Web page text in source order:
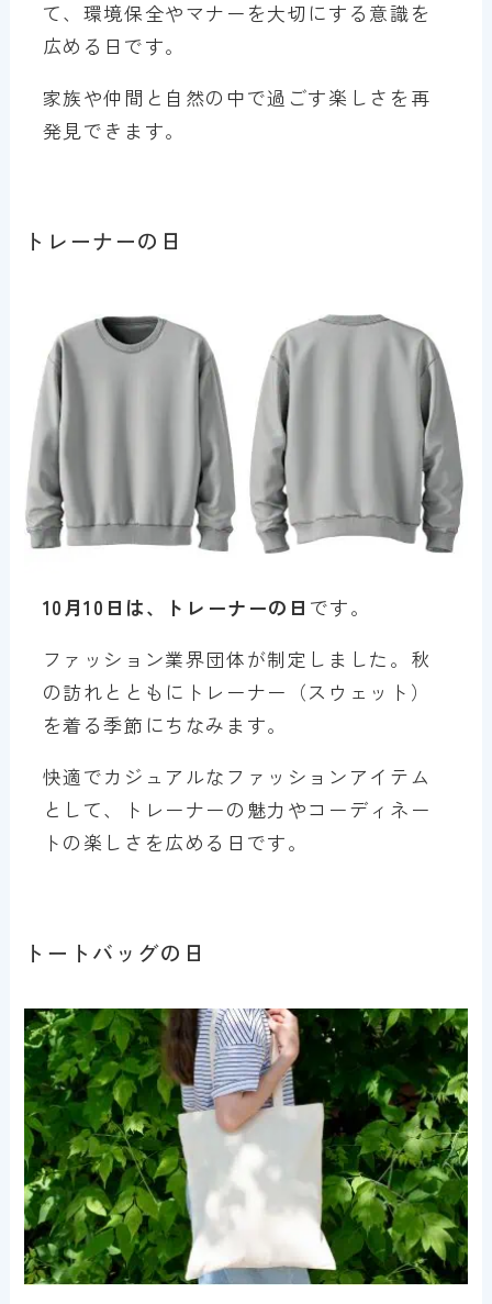
て、環境保全やマナーを大切にする意識を
広める日です。
家族や仲間と自然の中で過ごす楽しさを再
発見できます。
トレーナーの日
10月10日は、トレーナーの日 です。
ファッション業界団体が制定しました。秋
の訪れとともにトレーナー（スウェット）
を着る季節にちなみます。
快適でカジュアルなファッションアイテム
として、トレーナーの魅力やコーディネー
トの楽しさを広める日です。
トートバッグの日